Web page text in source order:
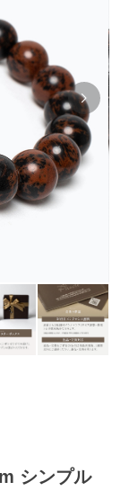
シンプル